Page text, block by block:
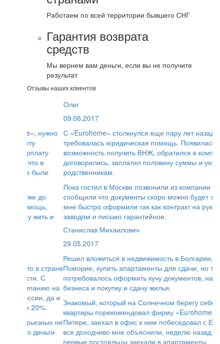
Работаем по всей территории бывшего СНГ
Гарантия возврата
средств
Мы вернем вам деньги, если вы не получите
результат
Отзывы наших клиентов
С «Eurohome» столкнулся еще пару лет назад, когда
требовалась юридическая помощь. Появилась
возможность получить ВНЖ, обратился в компанию,
договорились, заплатил половину суммы и уехал к
родственникам.
Пока гостил в Москве позвонили из компании и
сообщили что документы скоро можно будет забирать,
мне быстро оформили так как контракт на руках был с
заводом и письмо гарантийное.
Станислав Михаилович
Решил вложиться в недвижимость в Болгарии, в городе
Поморие, купить апартаменты для сдачи, но там
потребовалось оформить кучу документов, на ведение
бизнеса и покупку и сдачу жилья.
Знакомый, который на Солнечном берегу себе покупал
квартиры порекомендовал фирму «Eurohome». Живу в
Питере, заехал в офис к ним побеседовал с Евгением,
все доходчиво мне объяснили, неделю назад уже
первые постояльцы заехали в апартаменты.